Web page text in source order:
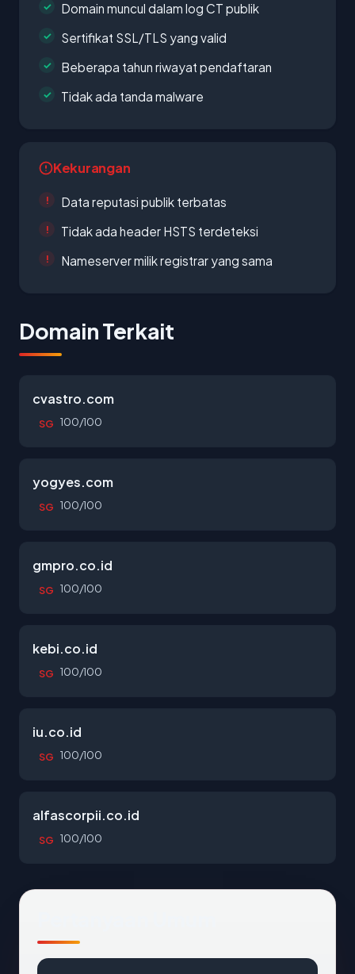
Domain muncul dalam log CT publik
Sertifikat SSL/TLS yang valid
Beberapa tahun riwayat pendaftaran
Tidak ada tanda malware
Kekurangan
Data reputasi publik terbatas
Tidak ada header HSTS terdeteksi
Nameserver milik registrar yang sama
Domain Terkait
cvastro.com
SG 100/100
yogyes.com
SG 100/100
gmpro.co.id
SG 100/100
kebi.co.id
SG 100/100
iu.co.id
SG 100/100
alfascorpii.co.id
SG 100/100